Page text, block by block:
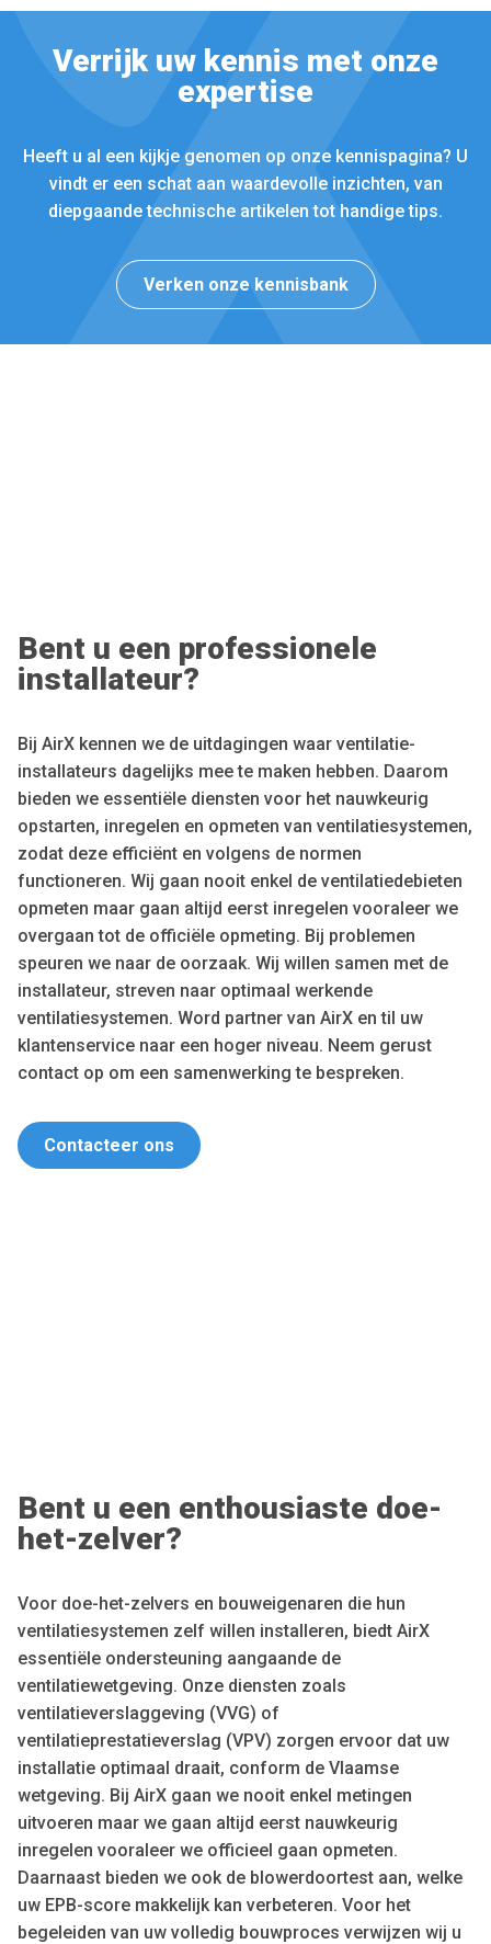
Verrijk uw kennis met onze
expertise
Heeft u al een kijkje genomen op onze kennispagina? U
vindt er een schat aan waardevolle inzichten, van
diepgaande technische artikelen tot handige tips.
Verken onze kennisbank
Bent u een professionele
installateur?
Bij AirX kennen we de uitdagingen waar ventilatie-
installateurs dagelijks mee te maken hebben. Daarom
bieden we essentiële diensten voor het nauwkeurig
opstarten, inregelen en opmeten van ventilatiesystemen,
zodat deze efficiënt en volgens de normen
functioneren. Wij gaan nooit enkel de ventilatiedebieten
opmeten maar gaan altijd eerst inregelen vooraleer we
overgaan tot de officiële opmeting. Bij problemen
speuren we naar de oorzaak. Wij willen samen met de
installateur, streven naar optimaal werkende
ventilatiesystemen. Word partner van AirX en til uw
klantenservice naar een hoger niveau. Neem gerust
contact op om een samenwerking te bespreken.
Contacteer ons
Bent u een enthousiaste doe-
het-zelver?
Voor doe-het-zelvers en bouweigenaren die hun
ventilatiesystemen zelf willen installeren, biedt AirX
essentiële ondersteuning aangaande de
ventilatiewetgeving. Onze diensten zoals
ventilatieverslaggeving (VVG) of
ventilatieprestatieverslag (VPV) zorgen ervoor dat uw
installatie optimaal draait, conform de Vlaamse
wetgeving. Bij AirX gaan we nooit enkel metingen
uitvoeren maar we gaan altijd eerst nauwkeurig
inregelen vooraleer we officieel gaan opmeten.
Daarnaast bieden we ook de blowerdoortest aan, welke
uw EPB-score makkelijk kan verbeteren. Voor het
begeleiden van uw volledig bouwproces verwijzen wij u